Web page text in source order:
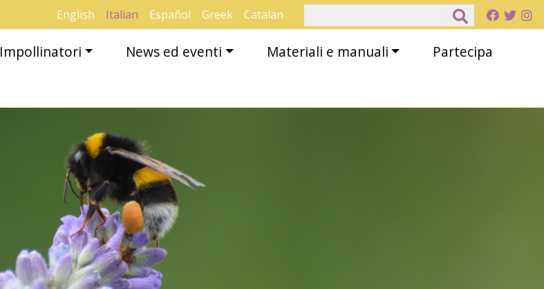
English Italian Español Greek Catalan
Impollinatori News ed eventi Materiali e manuali
Partecipa